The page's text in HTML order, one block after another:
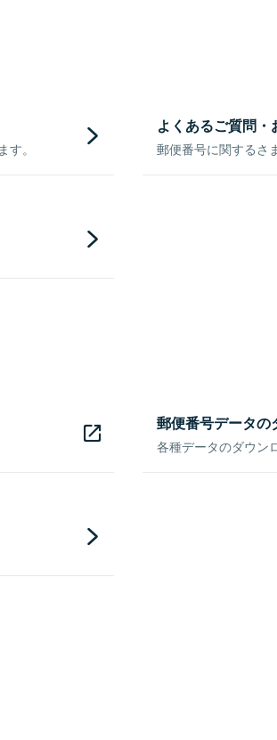
。
よくあるご質問・
郵便番号に関するさ
郵便番号データの
各種データのダウン